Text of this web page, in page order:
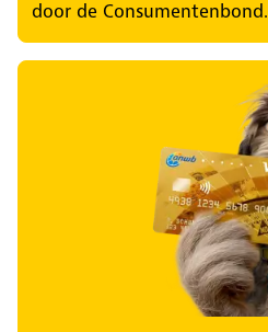
door de Consumentenbond.